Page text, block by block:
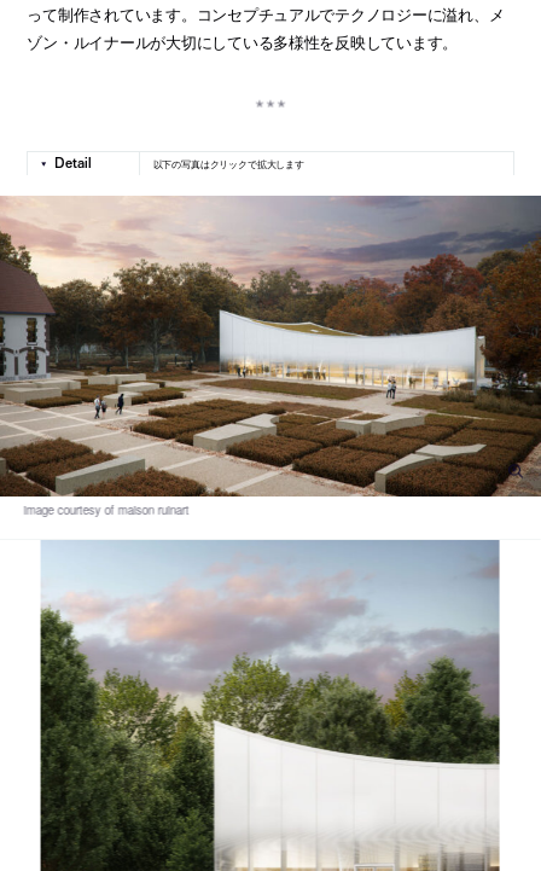
って制作されています。コンセプチュアルでテクノロジーに溢れ、メ
ゾン・ルイナールが大切にしている多様性を反映しています。
以下の写真はクリックで拡大します